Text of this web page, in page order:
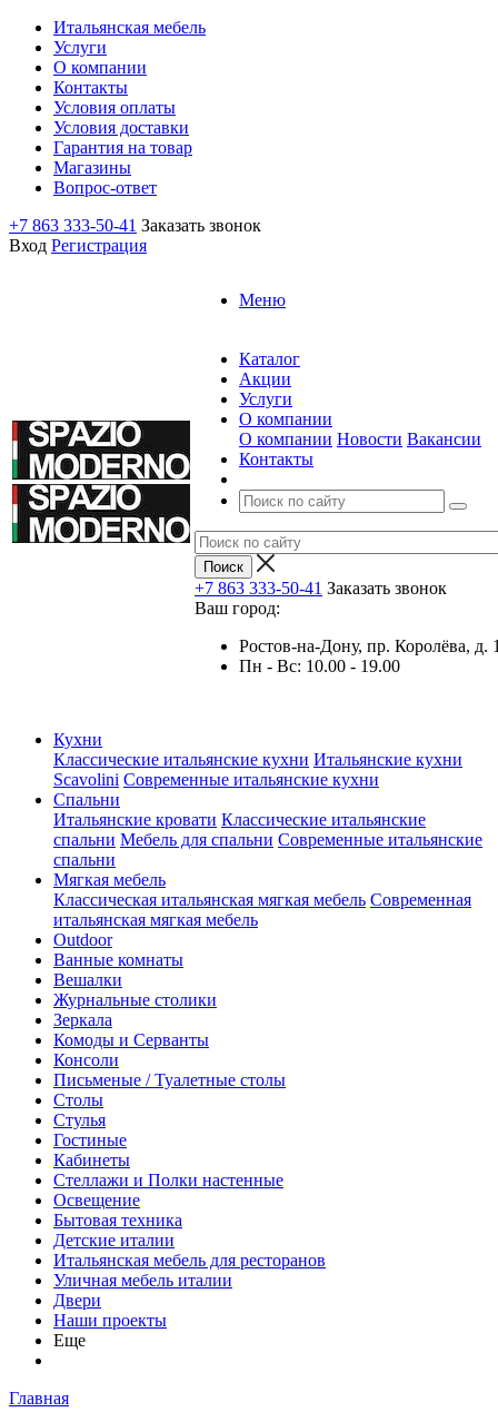
Итальянская мебель
Услуги
О компании
Контакты
Условия оплаты
Условия доставки
Гарантия на товар
Магазины
Вопрос-ответ
+7 863 333-50-41 Заказать звонок
Вход Регистрация
Меню
Каталог
Акции
Услуги
О компании
О компании Новости Вакансии
Контакты
+7 863 333-50-41 Заказать звонок
Ваш город:
Ростов-на-Дону, пр. Королёва, д.
Пн - Вс: 10.00 - 19.00
Кухни
Классические итальянские кухни Итальянские кухни
Scavolini Современные итальянские кухни
Спальни
Итальянские кровати Классические итальянские
спальни Мебель для спальни Современные итальянские
спальни
Мягкая мебель
Классическая итальянская мягкая мебель Современная
итальянская мягкая мебель
Outdoor
Ванные комнаты
Вешалки
Журнальные столики
Зеркала
Комоды и Серванты
Консоли
Письменые / Туалетные столы
Столы
Стулья
Гостиные
Кабинеты
Стеллажи и Полки настенные
Освещение
Бытовая техника
Детские италии
Итальянская мебель для ресторанов
Уличная мебель италии
Двери
Наши проекты
Еще
Главная